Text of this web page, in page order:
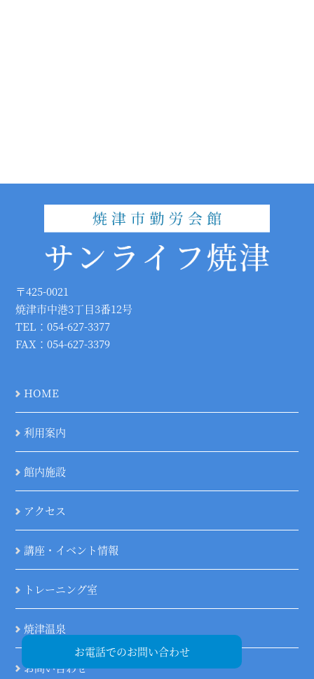
〒425-0021
焼津市中港3丁目3番12号
TEL：054-627-3377
FAX：054-627-3379
HOME
利用案内
館内施設
アクセス
講座・イベント情報
トレーニング室
焼津温泉
お電話でのお問い合わせ
お問い合わせ